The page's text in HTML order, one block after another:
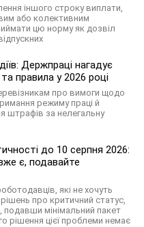
іншого строку виплати,
або колективним
цю норму як дозвіл
Держпраці нагадує
правила у 2026 році
про вимоги щодо
режиму праці й
штрафів за нелегальну
до 10 серпня 2026:
є, подавайте
які не хочуть
про критичний статус,
мінімальний пакет
рішення цієї проблеми немає